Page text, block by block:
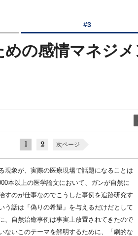
#3
の感情マネジメ
1 2 次ページ
現象が、実際の医療現場で話題になることは
本以上の医学論文において、ガンが自然に
すのが仕事なのでこうした事例を追跡研究す
う話は「偽りの希望」を与えるだけだとして
、自然治癒事例は事実上放置されてきたので
ないこのテーマを解明するために、「劇的な